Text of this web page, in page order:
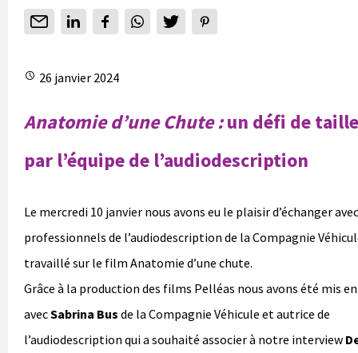
26 janvier 2024
Anatomie d’une Chute :un défi de
par l’équipe de l’audiodescription
Le mercredi 10 janvier nous avons eu le plaisir d’échanger
professionnels de l’audiodescription de la Compagnie
travaillé sur le film Anatomie d’une chute.
Grâce à la production des films Pelléas nous avons été mis
avecSabrina Bus de la Compagnie Véhicule et autrice de
l’audiodescription qui a souhaité associer à notre interview